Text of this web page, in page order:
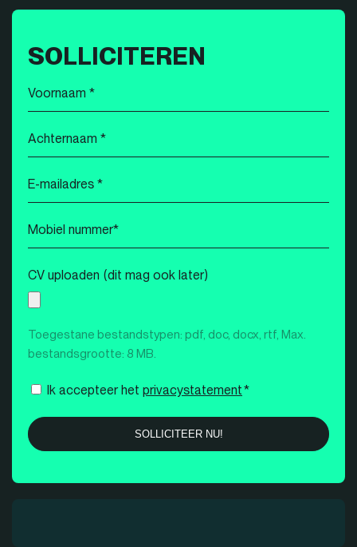
SOLLICITEREN
Voornaam
*
Achternaam
*
E-
mailadres
*
Mobiel
nummer
*
CV uploaden (dit mag ook later)
Toegestane bestandstypen: pdf, doc, docx, rtf, Max.
bestandsgrootte: 8 MB.
Instemming
Ik accepteer het privacystatement*